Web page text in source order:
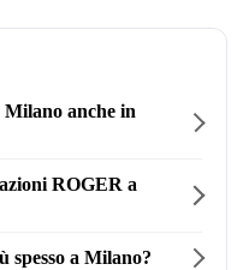
anche in
ROGER a
spesso a Milano?